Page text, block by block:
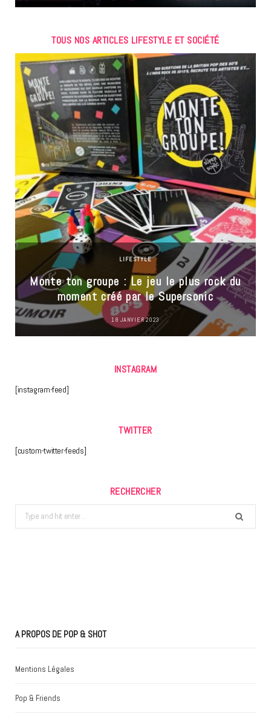
TOUS NOS ARTICLES LIFESTYLE ET SOCIÉTÉ
LIFESTYLE
Monte ton groupe : Le jeu le plus rock du
moment créé par le Supersonic
18 JANVIER 2023
INSTAGRAM
[instagram-feed]
TWITTER
[custom-twitter-feeds]
RECHERCHER
Search
for:
A PROPOS DE POP & SHOT
Mentions Légales
Pop & Friends